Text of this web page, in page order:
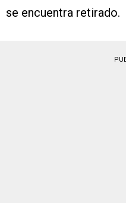
se encuentra retirado.